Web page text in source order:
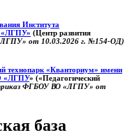
Института
«ЛГПУ» (Центр развития
от 10.03.2026 г. №154-ОД)
«Кванториум» имени
«ЛГПУ» («Педагогический
ФГБОУ ВО «ЛГПУ» от
база